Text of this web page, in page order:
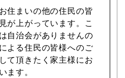
住まいの他の住民の皆
が上がっています。こ
自治会がありませんの
よる住民の皆様へのご
て頂きたく家主様にお
ます。